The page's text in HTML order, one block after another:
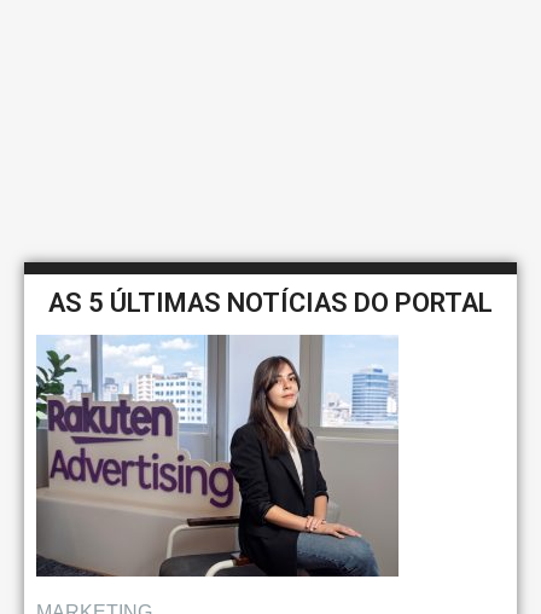
AS 5 ÚLTIMAS NOTÍCIAS DO PORTAL